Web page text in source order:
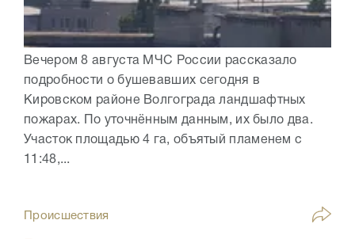
Вечером 8 августа МЧС России рассказало
подробности о бушевавших сегодня в
Кировском районе Волгограда ландшафтных
пожарах. По уточнённым данным, их было два.
Участок площадью 4 га, объятый пламенем с
11:48,...
Происшествия